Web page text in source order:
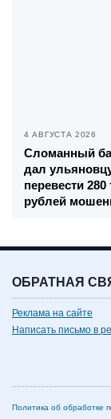
4 АВГУСТА 2026
Сломанный
дал
перевести
рублей
ОБРАТНАЯ
Реклама на сайте
Написать письмо в
Политика об обработке